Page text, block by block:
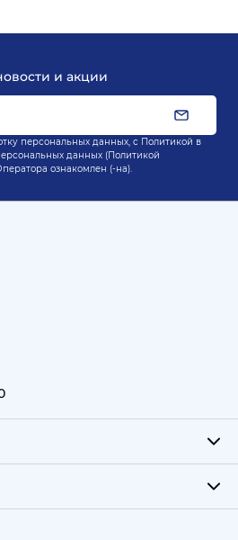
и акции
персональных данных, с Политикой в
данных (Политикой
ознакомлен (-на).